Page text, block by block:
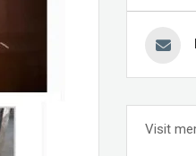
Visit